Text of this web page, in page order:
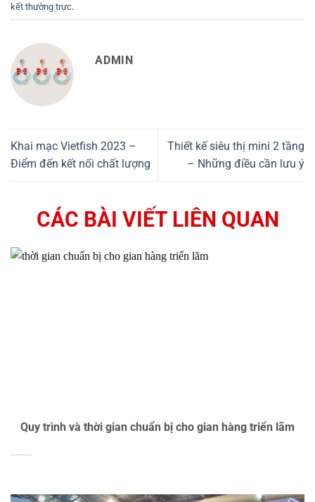
kết thường trực.
ADMIN
Khai mạc Vietfish 2023 –
Điểm đến kết nối chất lượng
Thiết kế siêu thị mini 2 tầng
– Những điều cần lưu ý
CÁC BÀI VIẾT LIÊN QUAN
Quy trình và thời gian chuẩn bị cho gian hàng triển lãm